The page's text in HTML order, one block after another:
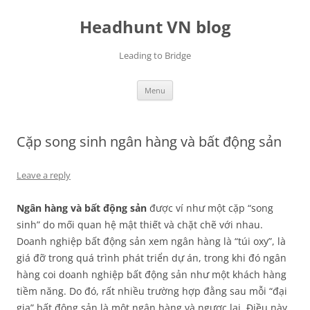
Headhunt VN blog
Leading to Bridge
Menu
Cặp song sinh ngân hàng và bất động sản
Leave a reply
Ngân hàng và bất động sản được ví như một cặp “song
sinh” do mối quan hệ mật thiết và chặt chẽ với nhau.
Doanh nghiệp bất động sản xem ngân hàng là “túi oxy”, là
giá đỡ trong quá trình phát triển dự án, trong khi đó ngân
hàng coi doanh nghiệp bất động sản như một khách hàng
tiềm năng. Do đó, rất nhiều trường hợp đằng sau mỗi “đại